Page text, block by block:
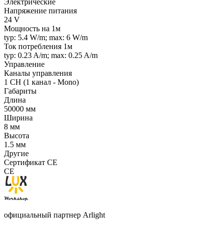
Электрические
Напряжение питания
24 V
Мощность на 1м
typ: 5.4 W/m; max: 6 W/m
Ток потребления 1м
typ: 0.23 A/m; max: 0.25 A/m
Управление
Каналы управления
1 CH (1 канал - Mono)
Габариты
Длина
50000 мм
Ширина
8 мм
Высота
1.5 мм
Другие
Сертификат CE
CE
официальный партнер Arlight